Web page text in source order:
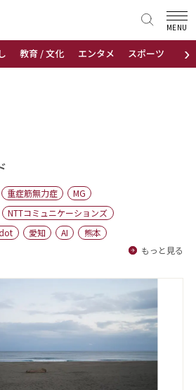
›
教育 / 文化 エンタメ スポーツ 地域
MENU
重症筋無力症
MG
NTTコミュニケーションズ
愛知 AI
熊本
もっと見る